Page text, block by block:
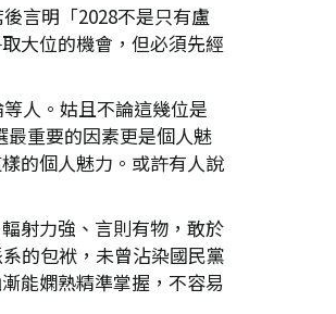
言明「2028不是只有盧
大位的機會，但必須先經
人。姑且不論這幾位是
重要的因素更是個人魅
的個人魅力。或許有人說
射力強、言則有物，敢於
的包袱，未曾沾染國民黨
能嫻熟精準掌握，不容易